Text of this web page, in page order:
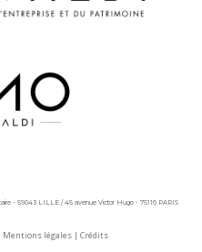
- 59043 LILLE / 45 avenue Victor Hugo - 75116 PARIS
Mentions légales | Crédits